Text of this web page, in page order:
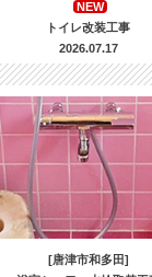
NEW
トイレ改装工事
2026.07.17
[唐津市和多田]